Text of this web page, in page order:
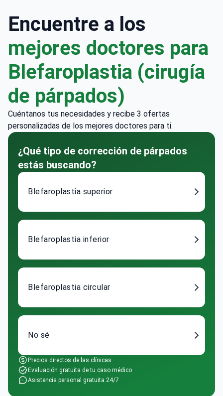
Encuentre a los
mejores doctores para
Blefaroplastia (cirugía
de párpados)
Cuéntanos tus necesidades y recibe 3 ofertas
personalizadas de los mejores doctores para ti.
¿Qué tipo de corrección de párpados
estás buscando?
Blefaroplastia superior
Blefaroplastia inferior
Blefaroplastia circular
No sé
Precios directos de las clínicas
Evaluación gratuita de tu caso médico
Asistencia personal gratuita 24/7